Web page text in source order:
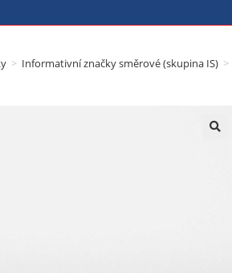
> Informativní značky směrové (skupina IS) >